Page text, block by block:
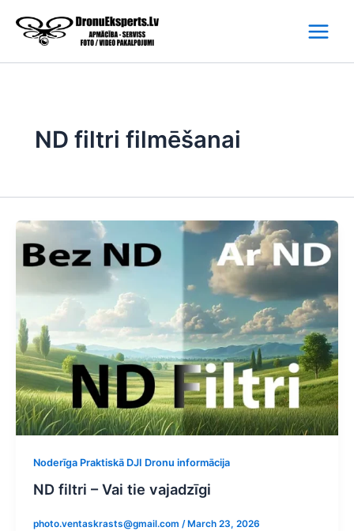
content
ND filtri filmēšanai
Noderīga Praktiskā DJI Dronu informācija
ND filtri – Vai tie vajadzīgi
photo.ventaskrasts@gmail.com / March 23, 2026